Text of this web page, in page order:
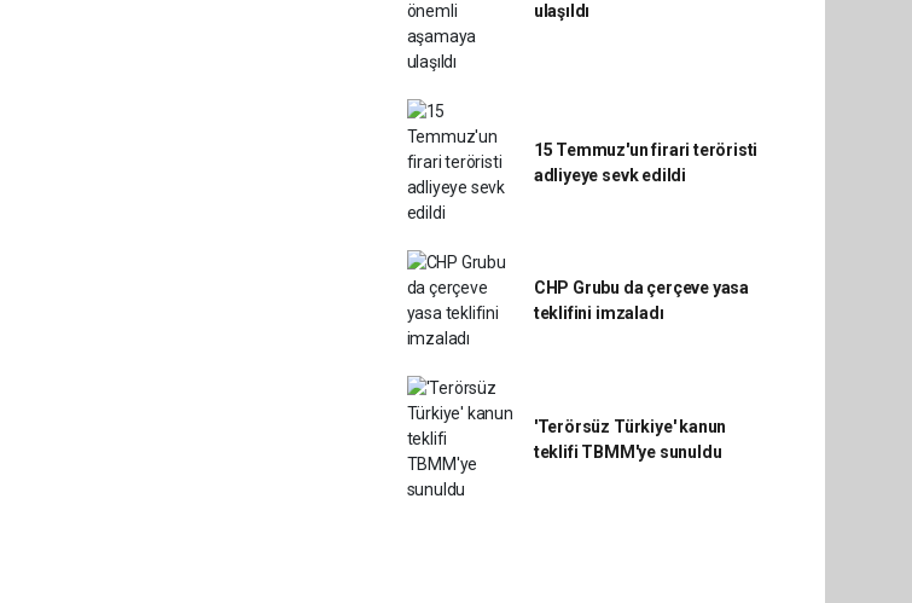
ulaşıldı
15 Temmuz'un firari teröristi
adliyeye sevk edildi
CHP Grubu da çerçeve yasa
teklifini imzaladı
'Terörsüz Türkiye' kanun
teklifi TBMM'ye sunuldu